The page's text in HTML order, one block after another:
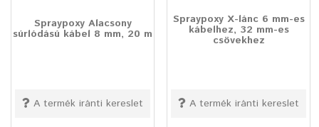
Spraypoxy Alacsony
súrlódású kábel 8 mm, 20 m
A termék iránti kereslet
Spraypoxy X-lánc 6 mm-es
kábelhez, 32 mm-es
csövekhez
A termék iránti kereslet